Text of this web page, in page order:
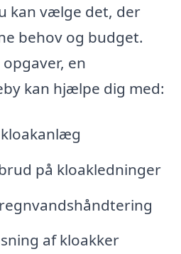
kan vælge det, der
behov og budget.
en
kan hjælpe dig med:
på kloakledninger
af kloakker